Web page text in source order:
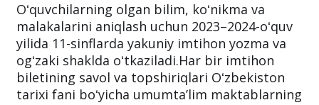
Oʻquvchilarning olgan bilim, koʻnikma va
malakalarini aniqlash uchun 2023–2024-oʻquv
yilida 11-sinflarda yakuniy imtihon yozma va
ogʻzaki shaklda oʻtkaziladi.Har bir imtihon
biletining savol va topshiriqlari Oʻzbekiston
tarixi fani boʻyicha umumtaʼlim maktablarning